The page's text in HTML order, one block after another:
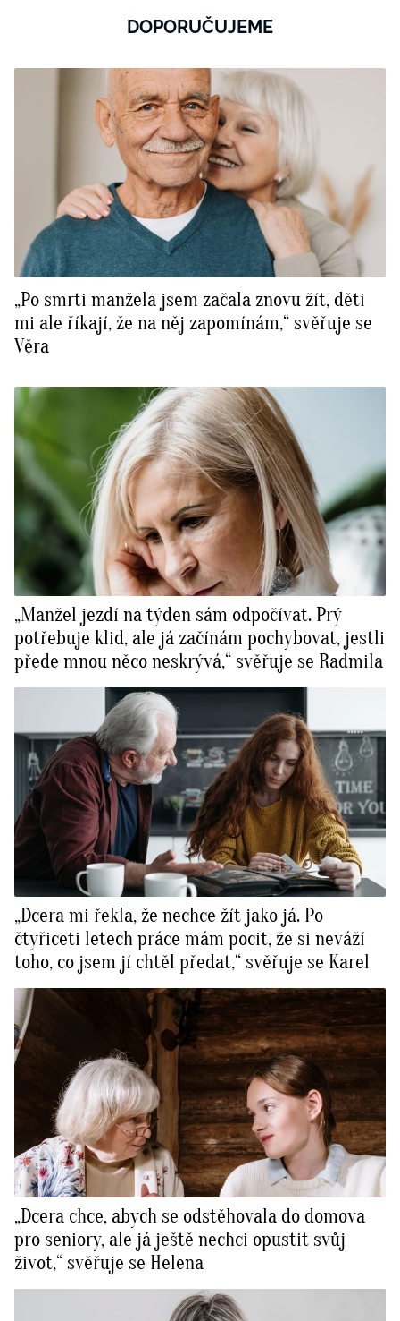
DOPORUČUJEME
„Po smrti manžela jsem začala znovu žít, děti
mi ale říkají, že na něj zapomínám,“ svěřuje se
Věra
„Manžel jezdí na týden sám odpočívat. Prý
potřebuje klid, ale já začínám pochybovat, jestli
přede mnou něco neskrývá,“ svěřuje se Radmila
„Dcera mi řekla, že nechce žít jako já. Po
čtyřiceti letech práce mám pocit, že si neváží
toho, co jsem jí chtěl předat,“ svěřuje se Karel
„Dcera chce, abych se odstěhovala do domova
pro seniory, ale já ještě nechci opustit svůj
život,“ svěřuje se Helena